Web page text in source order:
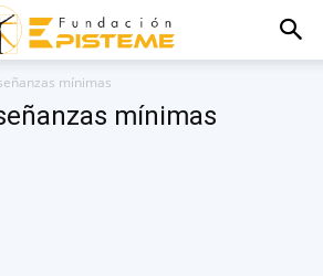
mínimas
mínimas